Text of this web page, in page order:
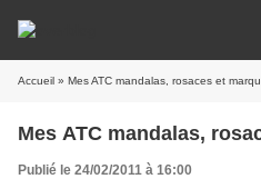
Accueil » Mes ATC mandalas, rosaces et
Mes ATC mandalas,
Publié le 24/02/2011 à 16:00